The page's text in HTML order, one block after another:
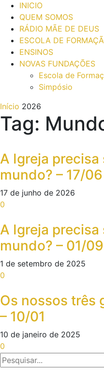
INICIO
QUEM SOMOS
RÁDIO MÃE DE DEUS
ESCOLA DE
ENSINOS
NOVAS FUNDAÇÕES
Escola de
Simpósio
Início 2026
Tag:
A Igreja precisa
mundo? – 17/06
17 de junho de 2026
0
A Igreja precisa
mundo? – 01/09
1 de setembro de 2025
0
Os nossos três
– 10/01
10 de janeiro de 2025
0